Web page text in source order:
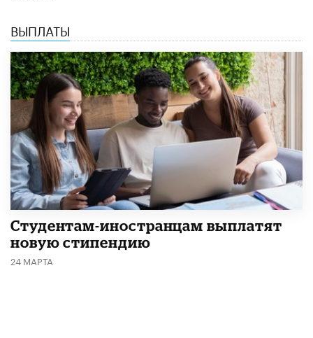
ВЫПЛАТЫ
Студентам-иностранцам выплатят
новую стипендию
24 МАРТА